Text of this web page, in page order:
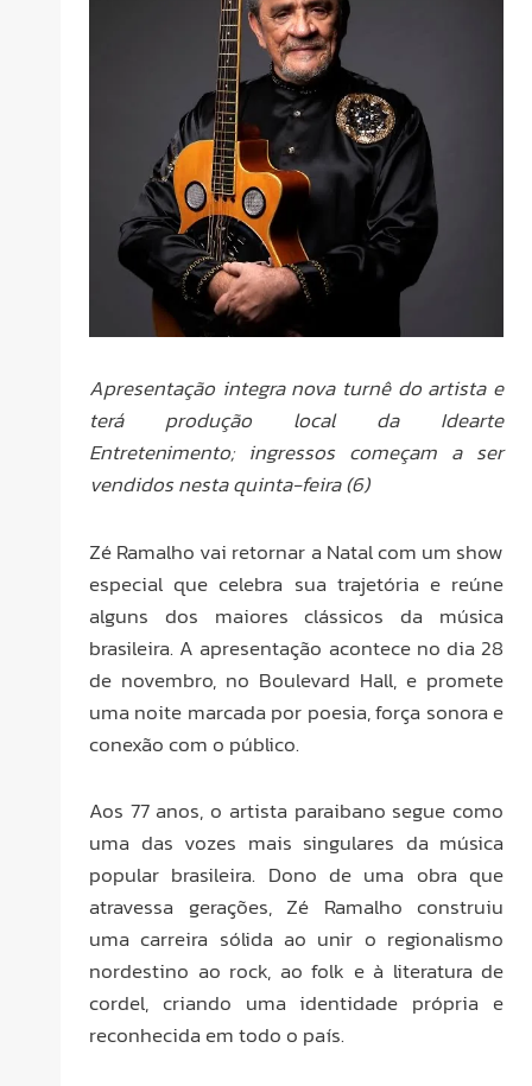
Apresentação integra nova turnê do artista e
terá produção local da Idearte
Entretenimento; ingressos começam a ser
vendidos nesta quinta-feira (6)
Zé Ramalho vai retornar a Natal com um show
especial que celebra sua trajetória e reúne
alguns dos maiores clássicos da música
brasileira. A apresentação acontece no dia 28
de novembro, no Boulevard Hall, e promete
uma noite marcada por poesia, força sonora e
conexão com o público.
Aos 77 anos, o artista paraibano segue como
uma das vozes mais singulares da música
popular brasileira. Dono de uma obra que
atravessa gerações, Zé Ramalho construiu
uma carreira sólida ao unir o regionalismo
nordestino ao rock, ao folk e à literatura de
cordel, criando uma identidade própria e
reconhecida em todo o país.